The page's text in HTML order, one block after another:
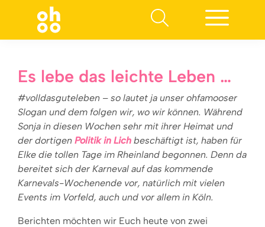
Es lebe das leichte Leben …
#volldasguteleben – so lautet ja unser ohfamooser
Slogan und dem folgen wir, wo wir können. Während
Sonja in diesen Wochen sehr mit ihrer Heimat und
der dortigen Politik in Lich beschäftigt ist, haben für
Elke die tollen Tage im Rheinland begonnen. Denn da
bereitet sich der Karneval auf das kommende
Karnevals-Wochenende vor, natürlich mit vielen
Events im Vorfeld, auch und vor allem in Köln.
Berichten möchten wir Euch heute von zwei